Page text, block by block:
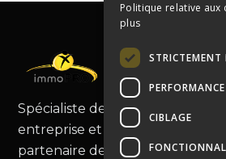
Spécialiste de la cession de
entreprise et murs
partenaire de choix pour les
Politique relative aux
plus
STRICTEMENT
PERFORMANCE
CIBLAGE